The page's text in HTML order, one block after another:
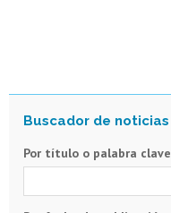
Por título o palabra clave